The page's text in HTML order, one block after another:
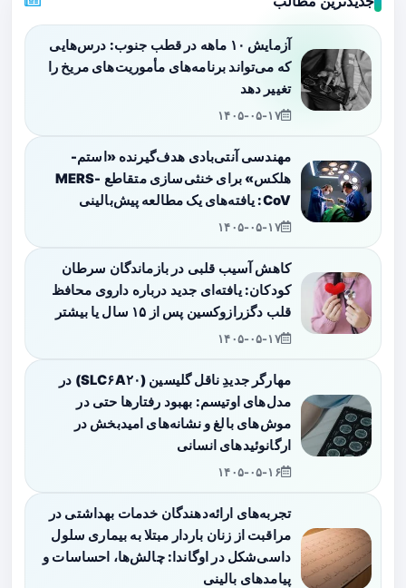
آزمایش ۱۰ ماهه در قطب جنوب: درس‌هایی
که می‌تواند برنامه‌های مأموریت‌های مریخ را
تغییر دهد
۱۴۰۵-۰۵-۱۷
مهندسی آنتی‌بادی هدف‌گیرنده «استم-
هلکس» برای خنثی‌سازی متقاطع MERS-
CoV: یافته‌های یک مطالعه پیش‌بالینی
۱۴۰۵-۰۵-۱۷
کاهش آسیب قلبی در بازماندگان سرطان
کودکان: یافته‌ای جدید درباره داروی محافظ
قلب دگزرازوکسین پس از ۱۵ سال یا بیشتر
۱۴۰۵-۰۵-۱۷
مهارگر جدیدِ ناقل گلیسین (SLC۶A۲۰) در
مدل‌های اوتیسم: بهبود رفتارها حتی در
موش‌های بالغ و نشانه‌های امیدبخش در
ارگانوئیدهای انسانی
۱۴۰۵-۰۵-۱۶
تجربه‌های ارائه‌دهندگان خدمات بهداشتی در
مراقبت از زنان باردار مبتلا به بیماری سلول
داسی‌شکل در اوگاندا: چالش‌ها، احساسات و
پیامدهای بالینی